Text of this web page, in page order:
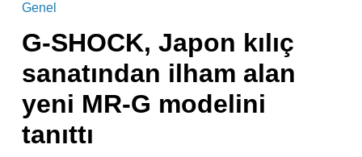
Genel
G-SHOCK, Japon kılıç
sanatından ilham alan
yeni MR-G modelini
tanıttı